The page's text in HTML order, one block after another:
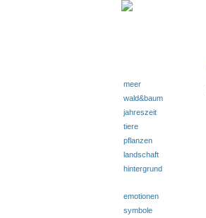
meer
wald&baum
jahreszeit
tiere
pflanzen
landschaft
hintergrund
emotionen
symbole